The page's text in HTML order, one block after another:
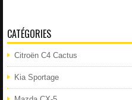
CATÉGORIES
Citroën C4 Cactus
Kia Sportage